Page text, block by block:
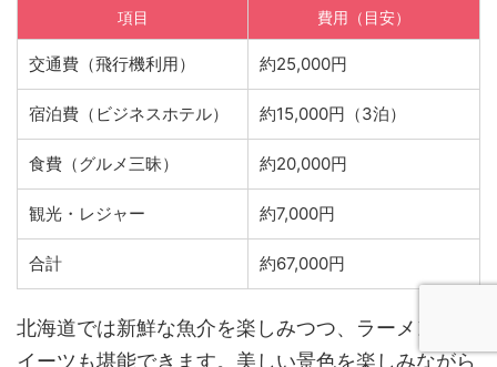
項目 費用（目安）
交通費（飛行機利用） 約25,000円
宿泊費（ビジネスホテル） 約15,000円（3泊）
食費（グルメ三昧） 約20,000円
観光・レジャー 約7,000円
合計 約67,000円
北海道では新鮮な魚介を楽しみつつ、ラーメンやス
イーツも堪能できます。美しい景色を楽しみながら